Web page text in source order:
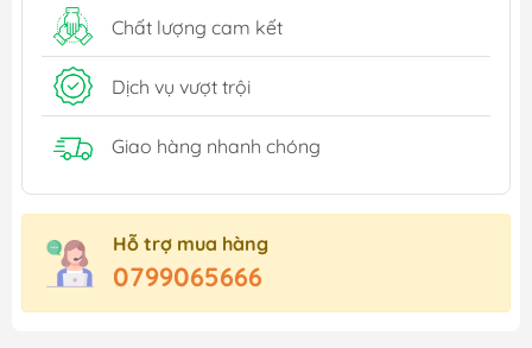
Chất lượng cam kết
Dịch vụ vượt trội
Giao hàng nhanh chóng
Hỗ trợ mua hàng
0799065666